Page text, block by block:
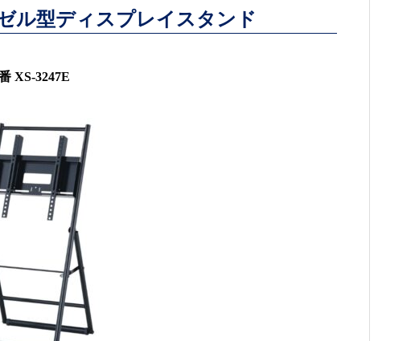
ル型ディスプレイスタンド
XS-3247E